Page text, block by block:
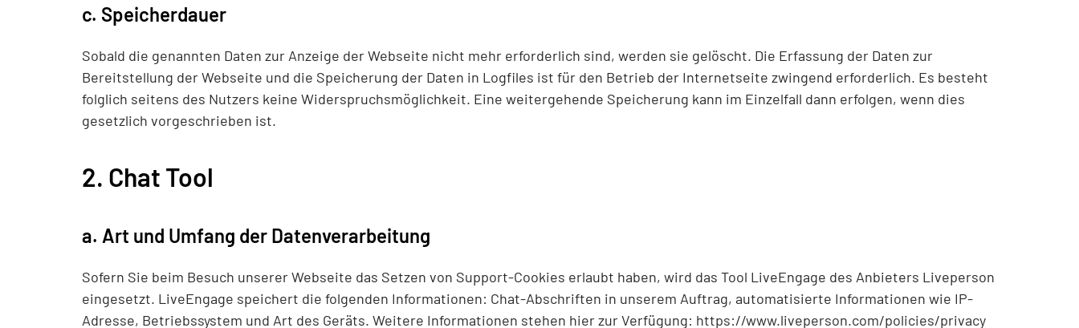
c. Speicherdauer
Sobald die genannten Daten zur Anzeige der Webseite nicht mehr erforderlich sind, werden sie gelöscht. Die Erfassung der Daten zur
Bereitstellung der Webseite und die Speicherung der Daten in Logfiles ist für den Betrieb der Internetseite zwingend erforderlich. Es besteht
folglich seitens des Nutzers keine Widerspruchsmöglichkeit. Eine weitergehende Speicherung kann im Einzelfall dann erfolgen, wenn dies
gesetzlich vorgeschrieben ist.
2. Chat Tool
a. Art und Umfang der Datenverarbeitung
Sofern Sie beim Besuch unserer Webseite das Setzen von Support-Cookies erlaubt haben, wird das Tool LiveEngage des Anbieters Liveperson
eingesetzt. LiveEngage speichert die folgenden Informationen: Chat-Abschriften in unserem Auftrag, automatisierte Informationen wie IP-
Adresse, Betriebssystem und Art des Geräts. Weitere Informationen stehen hier zur Verfügung: https://www.liveperson.com/policies/privacy